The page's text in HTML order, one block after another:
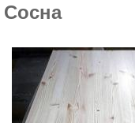
Сосна